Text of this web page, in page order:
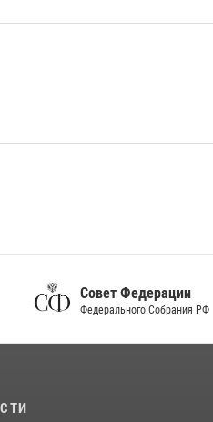
Совет Федерации
Федерального Собрания РФ